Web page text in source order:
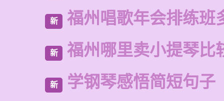
新 福州唱歌年会排练班
新 福州哪里卖小提琴比
新 学钢琴感悟简短句子